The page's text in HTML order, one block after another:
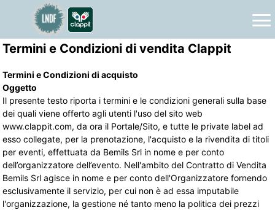
Termini e Condizioni di vendita Clappit
Termini e Condizioni di acquisto
Oggetto
Il presente testo riporta i termini e le condizioni generali sulla base
dei quali viene offerto agli utenti l'uso del sito web
www.clappit.com, da ora il Portale/Sito, e tutte le private label ad
esso collegate, per la prenotazione, l'acquisto e la rivendita di titoli
per eventi, effettuata da Bemils Srl in nome e per conto
dell’organizzatore dell’evento. Nell'ambito del Contratto di Vendita
Bemils Srl agisce in nome e per conto dell'Organizzatore fornendo
esclusivamente il servizio, per cui non è ad essa imputabile
l'organizzazione, la gestione né tanto meno la politica dei prezzi